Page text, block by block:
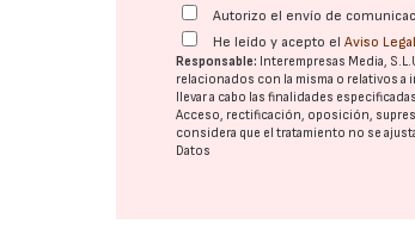
Autorizo el envío de
He leído y acepto elAviso Legal
Responsable: Interempresas Media,
relacionados con la misma o relativos
llevar a cabo las finalidades
Acceso, rectificación, oposición,
considera que el tratamiento no se
Datos